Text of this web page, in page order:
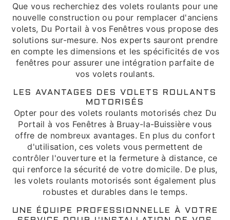
Que vous recherchiez des volets roulants pour une
nouvelle construction ou pour remplacer d'anciens
volets, Du Portail à vos Fenêtres vous propose des
solutions sur-mesure. Nos experts sauront prendre
en compte les dimensions et les spécificités de vos
fenêtres pour assurer une intégration parfaite de
vos volets roulants.
LES AVANTAGES DES VOLETS ROULANTS
MOTORISÉS
Opter pour des volets roulants motorisés chez Du
Portail à vos Fenêtres à Bruay-la-Buissière vous
offre de nombreux avantages. En plus du confort
d'utilisation, ces volets vous permettent de
contrôler l'ouverture et la fermeture à distance, ce
qui renforce la sécurité de votre domicile. De plus,
les volets roulants motorisés sont également plus
robustes et durables dans le temps.
UNE ÉQUIPE PROFESSIONNELLE À VOTRE